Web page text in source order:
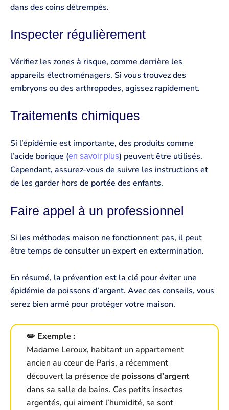
dans des coins détrempés.
Inspecter régulièrement
Vérifiez les zones à risque, comme derrière les
appareils électroménagers. Si vous trouvez des
embryons ou des arthropodes, agissez rapidement.
Traitements chimiques
Si l’épidémie est importante, des produits comme
l’acide borique (en savoir plus) peuvent être utilisés.
Cependant, assurez-vous de suivre les instructions et
de les garder hors de portée des enfants.
Faire appel à un professionnel
Si les méthodes maison ne fonctionnent pas, il peut
être temps de consulter un expert en extermination.
En résumé, la prévention est la clé pour éviter une
épidémie de poissons d’argent. Avec ces conseils, vous
serez bien armé pour protéger votre maison.
✏️ Exemple :
Madame Leroux, habitant un appartement
ancien au cœur de Paris, a récemment
découvert la présence de poissons d’argent
dans sa salle de bains. Ces petits insectes
argentés, qui aiment l’humidité, se sont